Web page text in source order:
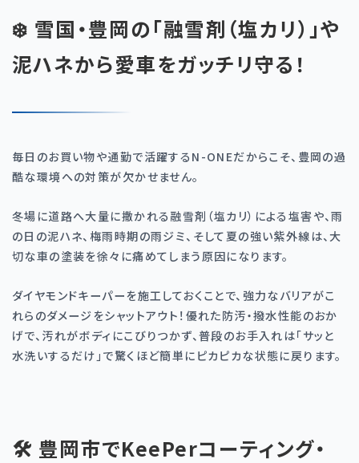
❄️ 雪国・豊岡の「融雪剤（塩カリ）」や
泥ハネから愛車をガッチリ守る！
毎日のお買い物や通勤で活躍するN-ONEだからこそ、豊岡の過
酷な環境への対策が欠かせません。
冬場に道路へ大量に撒かれる融雪剤（塩カリ）による塩害や、雨
の日の泥ハネ、梅雨時期の雨ジミ、そして夏の強い紫外線は、大
切な車の塗装を徐々に痛めてしまう原因になります。
ダイヤモンドキーパーを施工しておくことで、強力なバリアがこ
れらのダメージをシャットアウト！優れた防汚・撥水性能のおか
げで、汚れがボディにこびりつかず、普段のお手入れは「サッと
水洗いするだけ」で驚くほど簡単にピカピカな状態に戻ります。
🛠️ 豊岡市でKeePerコーティング・